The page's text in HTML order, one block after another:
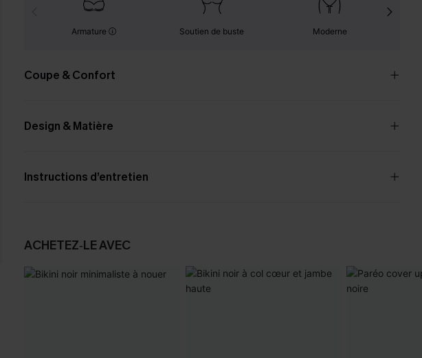
Armature Soutien de buste Moderne
Coupe & Confort
Design & Matière
Instructions d’entretien
ACHETEZ‑LE AVEC